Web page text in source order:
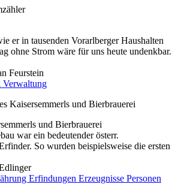
er in tausenden Vorarlberger Haushalten
ohne Strom wäre für uns heute undenkbar.
Feurstein
Verwaltung
und Bierbrauerei
war ein bedeutender österr.
So wurden beispielsweise die ersten
Erfindungen Erzeugnisse Personen